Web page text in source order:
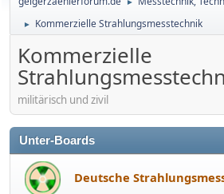
►
► Kommerzielle Strahlungsmesstechnik
Kommerzielle
militärisch und zivil
Unter-Boards
Deutsche